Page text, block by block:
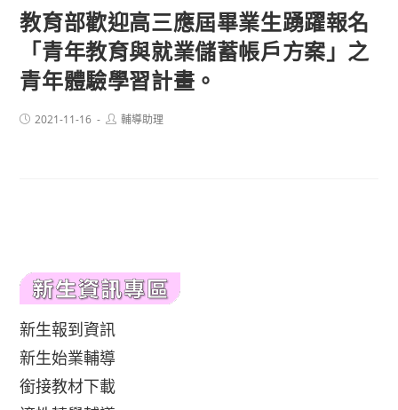
教育部歡迎高三應屆畢業生踴躍報名
「青年教育與就業儲蓄帳戶方案」之
青年體驗學習計畫。
Post2021-11-16
Post輔導助理
新生報到資訊
新生始業輔導
銜接教材下載